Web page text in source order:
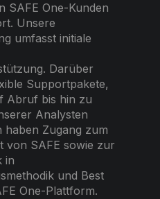
SAFE One-Kunden
Unsere
umfasst initiale
Darüber
Supportpakete,
Abruf bis hin zu
Analysten
haben Zugang zum
von SAFE sowie zur
in
und Best
One-Plattform.